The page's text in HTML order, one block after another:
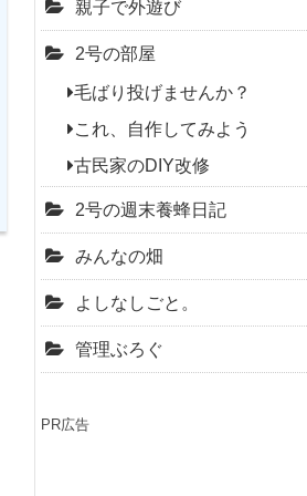
親子で外遊び
2号の部屋
毛ばり投げませんか？
これ、自作してみよう
古民家のDIY改修
2号の週末養蜂日記
みんなの畑
よしなしごと。
管理ぶろぐ
PR広告